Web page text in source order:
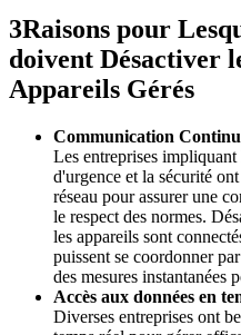
3Raisons pour
doivent Désactiver
Appareils Gérés
Communication
Les entreprises
d'urgence et la sécurité
réseau pour assurer une
le respect des normes.
les appareils sont
puissent se coordonner
des mesures instantanées
Accès aux données en
Diverses entreprises ont